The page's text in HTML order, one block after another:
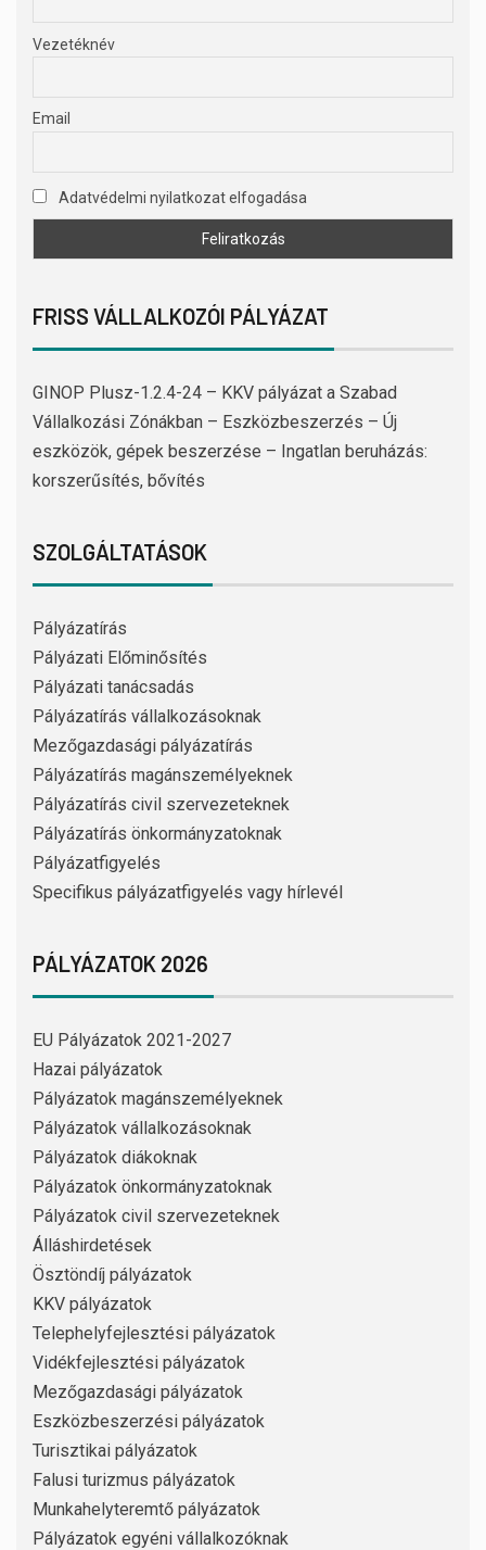
Vezetéknév
Email
Adatvédelmi nyilatkozat elfogadása
FRISS VÁLLALKOZÓI PÁLYÁZAT
GINOP Plusz-1.2.4-24 – KKV pályázat a Szabad
Vállalkozási Zónákban – Eszközbeszerzés – Új
eszközök, gépek beszerzése – Ingatlan beruházás:
korszerűsítés, bővítés
SZOLGÁLTATÁSOK
Pályázatírás
Pályázati Előminősítés
Pályázati tanácsadás
Pályázatírás vállalkozásoknak
Mezőgazdasági pályázatírás
Pályázatírás magánszemélyeknek
Pályázatírás civil szervezeteknek
Pályázatírás önkormányzatoknak
Pályázatfigyelés
Specifikus pályázatfigyelés vagy hírlevél
PÁLYÁZATOK 2026
EU Pályázatok 2021-2027
Hazai pályázatok
Pályázatok magánszemélyeknek
Pályázatok vállalkozásoknak
Pályázatok diákoknak
Pályázatok önkormányzatoknak
Pályázatok civil szervezeteknek
Álláshirdetések
Ösztöndíj pályázatok
KKV pályázatok
Telephelyfejlesztési pályázatok
Vidékfejlesztési pályázatok
Mezőgazdasági pályázatok
Eszközbeszerzési pályázatok
Turisztikai pályázatok
Falusi turizmus pályázatok
Munkahelyteremtő pályázatok
Pályázatok egyéni vállalkozóknak